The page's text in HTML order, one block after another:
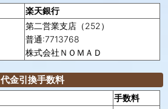
楽天銀行
第二営業支店（252）
普通:7713768
株式会社ＮＯＭＡＤ
代金引換手数料
手数料